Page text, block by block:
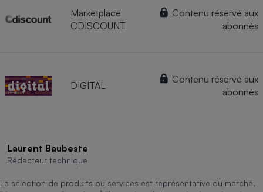
Marketplace
CDISCOUNT
Contenu réservé aux
abonnés
DIGITAL
Contenu réservé aux
abonnés
Laurent Baubeste
Rédacteur technique
La sélection de produits ou services est représentative du marché,